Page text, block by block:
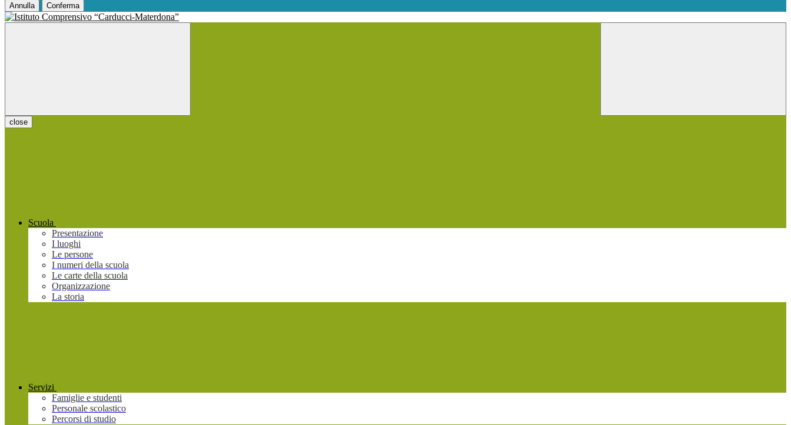
Annulla Conferma
close
Scuola
Presentazione
I luoghi
Le persone
I numeri della scuola
Le carte della scuola
Organizzazione
La storia
Servizi
Famiglie e studenti
Personale scolastico
Percorsi di studio